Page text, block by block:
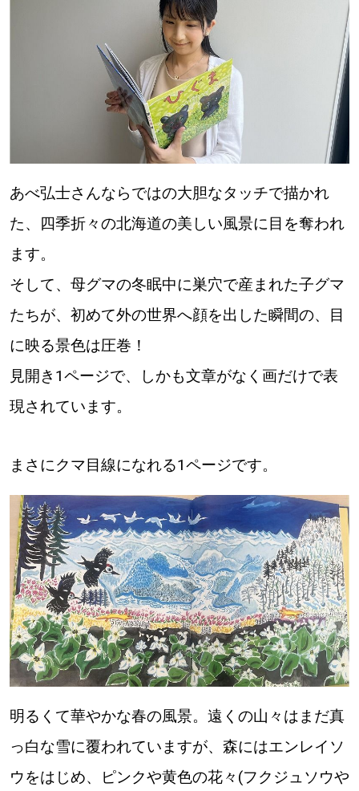
あべ弘士さんならではの大胆なタッチで描かれ
た、四季折々の北海道の美しい風景に目を奪われ
ます。
そして、母グマの冬眠中に巣穴で産まれた子グマ
たちが、初めて外の世界へ顔を出した瞬間の、目
に映る景色は圧巻！
見開き1ページで、しかも文章がなく画だけで表
現されています。
まさにクマ目線になれる1ページです。
明るくて華やかな春の風景。遠くの山々はまだ真
っ白な雪に覆われていますが、森にはエンレイソ
ウをはじめ、ピンクや黄色の花々(フクジュソウや